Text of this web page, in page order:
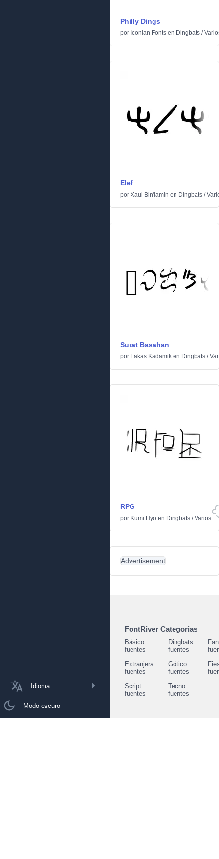
Idioma
Modo oscuro
Philly Dings
por Iconian Fonts en Dingbats /
Elef
por Xaul Bin'iamin en Dingbats /
Surat Basahan
por Lakas Kadamik en Dingbats /
RPG
por Kumi Hyo en Dingbats /Varios
Advertisement
FontRiver Categorias
Básico
fuentes
Dingbats
fuentes
Extranjera
fuentes
Gótico
fuentes
Script
fuentes
Tecno
fuentes